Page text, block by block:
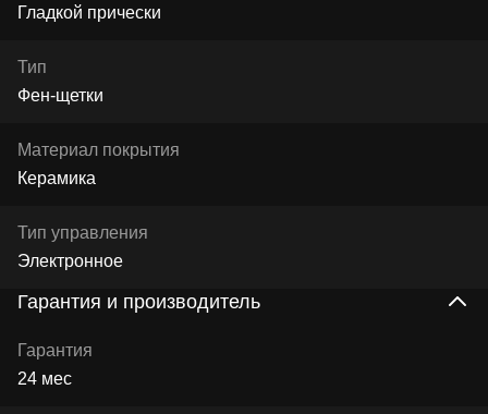
Гладкой прически
Тип
Фен-щетки
Материал покрытия
Керамика
Тип управления
Электронное
Гарантия и производитель
Гарантия
24 мес